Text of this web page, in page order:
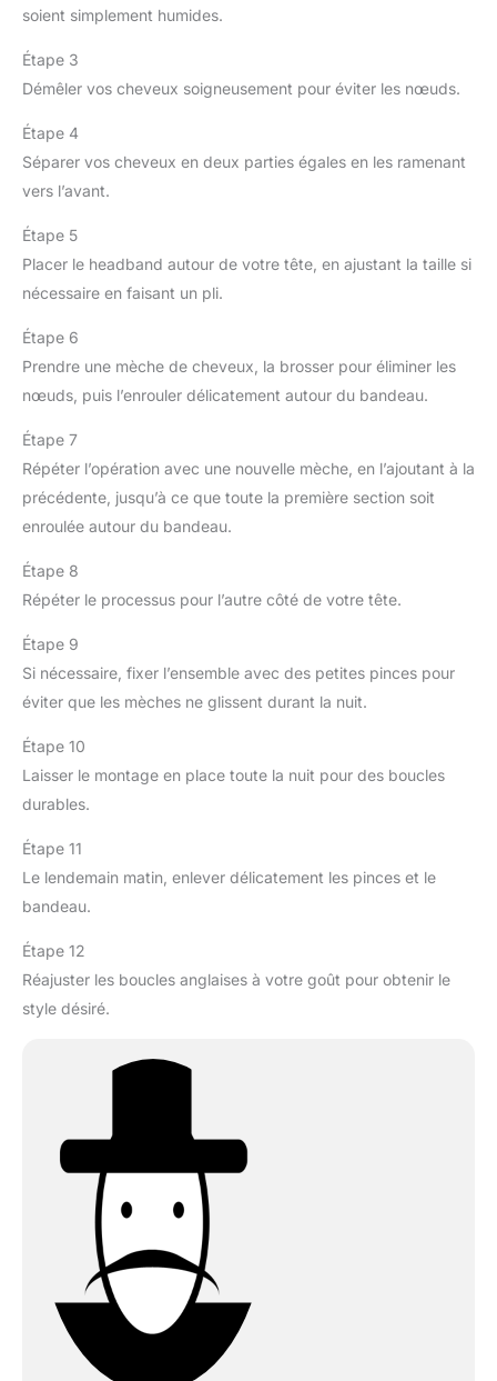
soient simplement humides.
Étape 3
Démêler vos cheveux soigneusement pour éviter les nœuds.
Étape 4
Séparer vos cheveux en deux parties égales en les ramenant
vers l’avant.
Étape 5
Placer le headband autour de votre tête, en ajustant la taille si
nécessaire en faisant un pli.
Étape 6
Prendre une mèche de cheveux, la brosser pour éliminer les
nœuds, puis l’enrouler délicatement autour du bandeau.
Étape 7
Répéter l’opération avec une nouvelle mèche, en l’ajoutant à la
précédente, jusqu’à ce que toute la première section soit
enroulée autour du bandeau.
Étape 8
Répéter le processus pour l’autre côté de votre tête.
Étape 9
Si nécessaire, fixer l’ensemble avec des petites pinces pour
éviter que les mèches ne glissent durant la nuit.
Étape 10
Laisser le montage en place toute la nuit pour des boucles
durables.
Étape 11
Le lendemain matin, enlever délicatement les pinces et le
bandeau.
Étape 12
Réajuster les boucles anglaises à votre goût pour obtenir le
style désiré.